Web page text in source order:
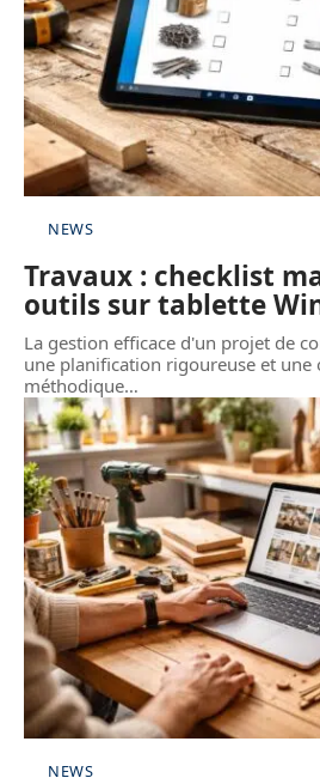
NEWS
Travaux : checklist
outils sur tablette
La gestion efficace d'un projet de
une planification rigoureuse et une
méthodique…
NEWS